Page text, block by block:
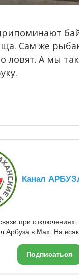
Сам же
ловят. А мы
Канал
при
Арбуза в Max. На
Подписаться